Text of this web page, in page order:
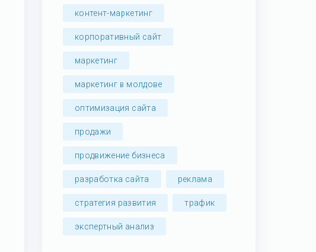
контент-маркетинг
корпоративный сайт
маркетинг
маркетинг в молдове
оптимизация сайта
продажи
продвижение бизнеса
разработка сайта реклама
стратегия развития трафик
экспертный анализ